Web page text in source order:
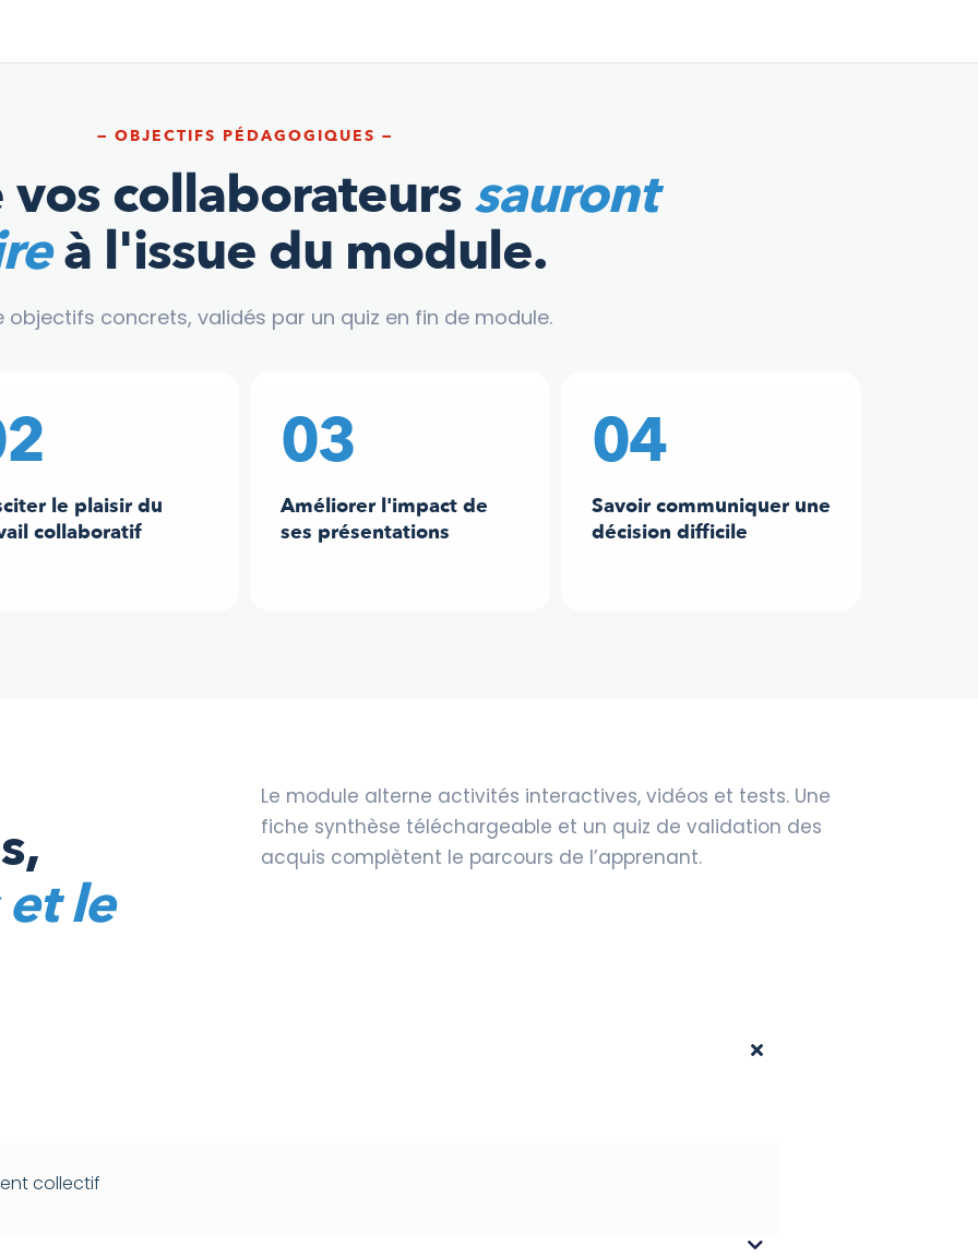
— OBJECTIFS PÉDAGOGIQUES —
vos collaborateurssauront
à l'issue du module.
objectifs concrets, validés par un quiz en fin de module.
le plaisir du
collaboratif
03
Améliorer l'impact de
ses présentations
04
Savoir communiquer une
décision difficile
le
Le module alterne activités interactives, vidéos et tests. Une
fiche synthèse téléchargeable et un quiz de validation des
acquis complètent le parcours de l’apprenant.
collectif